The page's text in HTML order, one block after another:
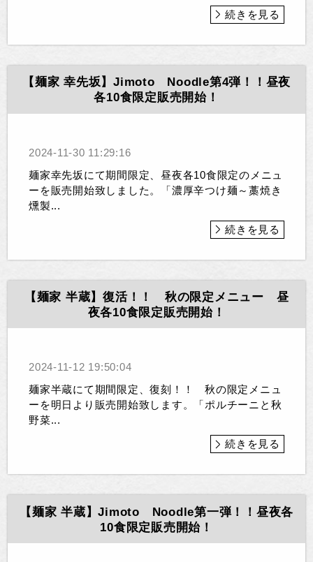
続きを見る
【麺家 幸先坂】Jimoto Noodle第4弾！！昼夜
各10食限定販売開始！
2024-11-30 11:29:16
麺家幸先坂にて期間限定、昼夜各10食限定のメニュ
ーを販売開始致しました。「濃厚辛つけ麺～藁焼き
燻製...
続きを見る
【麺家 半蔵】復活！！ 秋の限定メニュー 昼
夜各10食限定販売開始！
2024-11-12 19:50:04
麺家半蔵にて期間限定、復刻！！ 秋の限定メニュ
ーを明日より販売開始致します。「ポルチーニと秋
野菜...
続きを見る
【麺家 半蔵】Jimoto Noodle第一弾！！昼夜各
10食限定販売開始！